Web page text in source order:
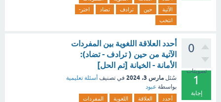
الآتية
حين ترادف تضاد
اختر-
انتخب
0
تصويتات
1
إجابة
أحدد العلاقة اللغوية بين المفردات
الآتية من حين ( ترادف - تضاد):
الأمانة - الخيانة [تم الحل]
سُئل مارس 3، 2024 في تصنيف أسئلة تعليمية
بواسطة عبود
أحدد العلاقة اللغوية
المفردات